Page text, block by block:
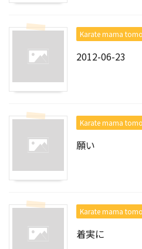
Karate mama
2012-06-23
Karate mama
願い
Karate mama
着実に